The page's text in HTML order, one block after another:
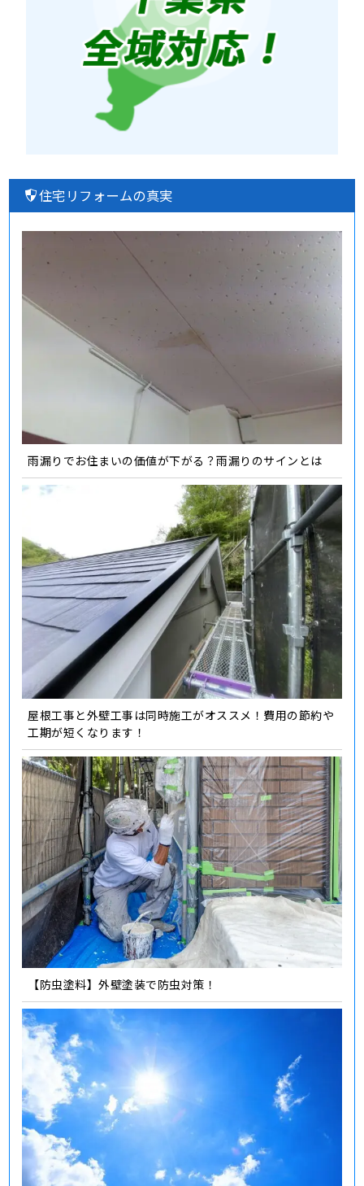
住宅リフォームの真実
雨漏りでお住まいの価値が下がる？雨漏りのサインとは
屋根工事と外壁工事は同時施工がオススメ！費用の節約や
工期が短くなります！
【防虫塗料】外壁塗装で防虫対策！